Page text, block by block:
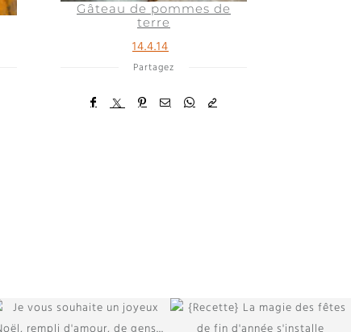
Gâteau de pommes de
terre
14.4.14
Partagez